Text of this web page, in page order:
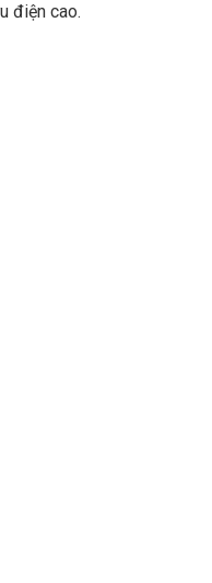
điện cao.